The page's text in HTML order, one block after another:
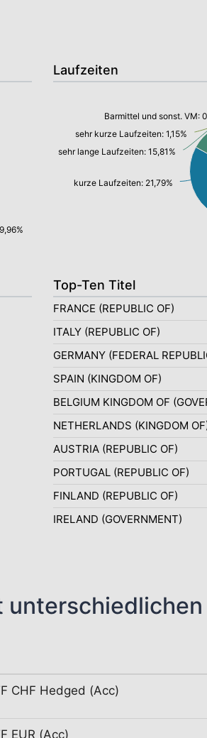
Laufzeiten
kurze Laufzeiten: 21,79%
sehr lange Laufzeiten: 15,81%
sehr kurze Laufzeiten: 1,15%
Barmittel und sonst. VM:
Top-Ten Titel
FRANCE (REPUBLIC OF)
ITALY (REPUBLIC OF)
GERMANY (FEDERAL
SPAIN (KINGDOM OF)
BELGIUM KINGDOM OF
NETHERLANDS (KINGDOM
AUSTRIA (REPUBLIC OF)
PORTUGAL (REPUBLIC OF)
FINLAND (REPUBLIC OF)
IRELAND (GOVERNMENT)
CHF Hedged (Acc)
EUR (Acc)